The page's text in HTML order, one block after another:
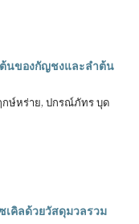
นของกัญชงและลำต้น
กษ์หร่าย, ปกรณ์ภัทร บุด
คิลด้วยวัสดุมวลรวม